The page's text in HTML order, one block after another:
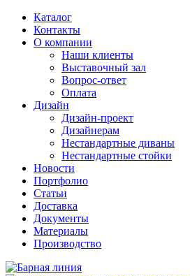
Каталог
Контакты
О компании
Наши клиенты
Выставочный зал
Вопрос-ответ
Оплата
Дизайн
Дизайн-проект
Дизайнерам
Нестандартные диваны
Нестандартные стойки
Новости
Портфолио
Статьи
Доставка
Документы
Материалы
Производство